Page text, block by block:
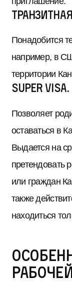
Понадобится
например, в
территории
Super visa.
Позволяет
оставаться в
Выдается на
претендовать
или граждан
также
находиться